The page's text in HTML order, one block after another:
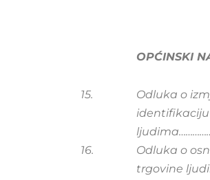
OPĆINSKI
15.
Odluka o
16.
Odluka o
trgovine